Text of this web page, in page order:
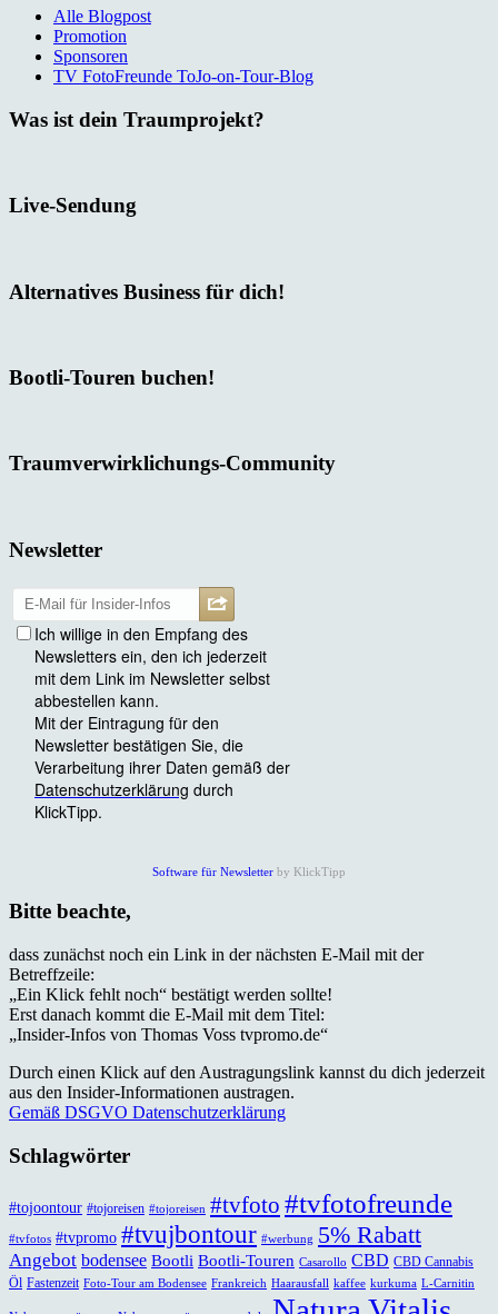
Alle Blogpost
Promotion
Sponsoren
TV FotoFreunde ToJo-on-Tour-Blog
Was ist dein Traumprojekt?
Live-Sendung
Alternatives Business für dich!
Bootli-Touren buchen!
Traumverwirklichungs-Community
Newsletter
Software für Newsletter by KlickTipp
Bitte beachte,
dass zunächst noch ein Link in der nächsten E-Mail mit der
Betreffzeile:
„Ein Klick fehlt noch“ bestätigt werden sollte!
Erst danach kommt die E-Mail mit dem Titel:
„Insider-Infos von Thomas Voss tvpromo.de“
Durch einen Klick auf den Austragungslink kannst du dich jederzeit
aus den Insider-Informationen austragen.
Gemäß DSGVO Datenschutzerklärung
Schlagwörter
#tojoontour #tojoreisen #tojoreisen #tvfoto #tvfotofreunde
#tvfotos #tvpromo #tvujbontour #werbung 5% Rabatt
Angebot bodensee Bootli Bootli-Touren Casarollo CBD CBD Cannabis
Öl Fastenzeit Foto-Tour am Bodensee Frankreich Haarausfall kaffee kurkuma L-Carnitin